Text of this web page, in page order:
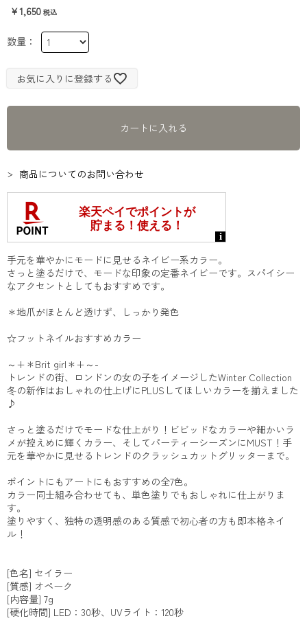
1,650
お気に入りに登録する
カートに入れる
商品についてのお問い合わせ
手元を華やかにモードに見せるネイビー系カラー。
さっと塗るだけで、モードな印象の定番ネイビーです。スパイシー
なアクセントとしてもおすすめです。
＊地爪がほとんど透けず、しっかり発色
☆フットネイルおすすめカラー
～+＊Brit girl＊+～-
トレンドの街、ロンドンの女の子をイメージしたWinter Collection
冬の新作はおしゃれの仕上げにPLUSしてほしいカラーを揃えました
♪
さっと塗るだけでモードな仕上がり！ビビッドなカラーや細かいラ
メが控えめに輝くカラー、そしてパーティーシーズンにMUST！手
元を華やかに見せるトレンドのクラッシュカットグリッターまで。
ポイントにもアートにもおすすめの全7色。
カラー同士組み合わせても、単色塗りでもおしゃれに仕上がりま
す。
塗りやすく、独特の透明感のある質感で初心者の方も即本格ネイ
ル！
[色名] セイラー
[質感] オペーク
[内容量] 7g
[硬化時間] LED：30秒、UVライト：120秒